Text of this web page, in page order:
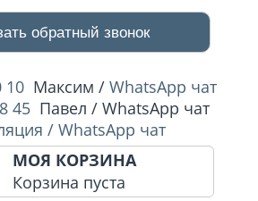
обратный звонок
10 Максим / WhatsApp чат
45 Павел / WhatsApp чат
/ WhatsApp чат
МОЯ КОРЗИНА
Корзина пуста